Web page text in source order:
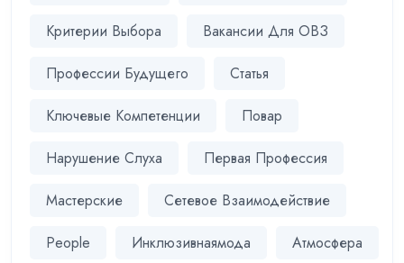
Критерии Выбора Вакансии Для ОВЗ
Профессии Будущего Статья
Ключевые Компетенции Повар
Нарушение Слуха Первая Профессия
Мастерские Сетевое Взаимодействие
People Инклюзивнаямода Атмосфера